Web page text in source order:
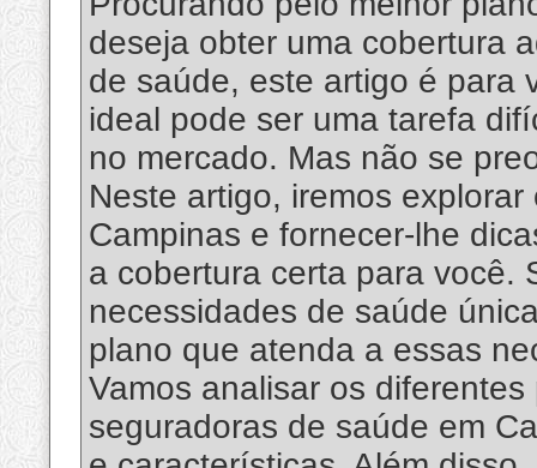
deseja obter uma cobertura
de saúde, este artigo é para
ideal pode ser uma tarefa
no mercado. Mas não se
Neste artigo, iremos
Campinas e fornecer-lhe
a cobertura certa para você.
necessidades de saúde
plano que atenda a essas
Vamos analisar os
seguradoras de saúde em